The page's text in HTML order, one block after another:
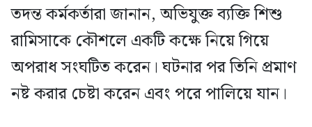
তদন্ত কর্মকর্তারা জানান, অভিযুক্ত ব্যক্তি শিশু
রামিসাকে কৌশলে একটি কক্ষে নিয়ে গিয়ে
অপরাধ সংঘটিত করেন। ঘটনার পর তিনি প্রমাণ
নষ্ট করার চেষ্টা করেন এবং পরে পালিয়ে যান।